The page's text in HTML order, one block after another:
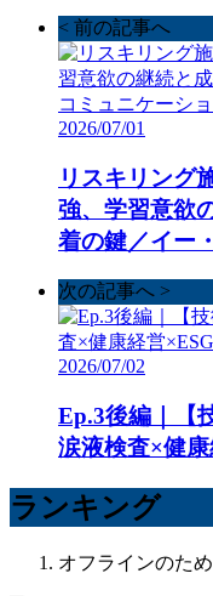
< 前の記事へ
2026/07/01
リスキリング
強、学習意欲
着の鍵／イー
次の記事へ >
2026/07/02
Ep.3後編｜【
涙液検査×健
ランキング
オフラインのた